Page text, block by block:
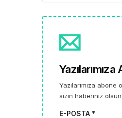
Yazılarımıza abone
sizin haberiniz
E-POSTA *